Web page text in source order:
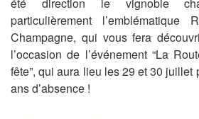
particulièrement l’emblématique
Champagne, qui vous fera
l’occasion de l’événement “La
fête”, qui aura lieu les 29 et 30 juillet
ans d’absence !